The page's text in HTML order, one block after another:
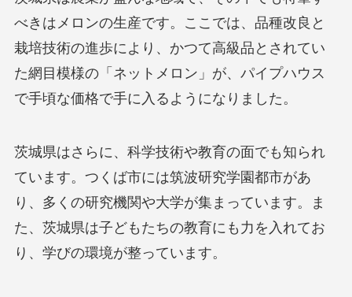
べきはメロンの生産です。ここでは、品種改良と
栽培技術の進歩により、かつて高級品とされてい
た網目模様の「ネットメロン」が、パイプハウス
で手頃な価格で手に入るようになりました。
茨城県はさらに、科学技術や教育の面でも知られ
ています。つくば市には筑波研究学園都市があ
り、多くの研究機関や大学が集まっています。ま
た、茨城県は子どもたちの教育にも力を入れてお
り、学びの環境が整っています。